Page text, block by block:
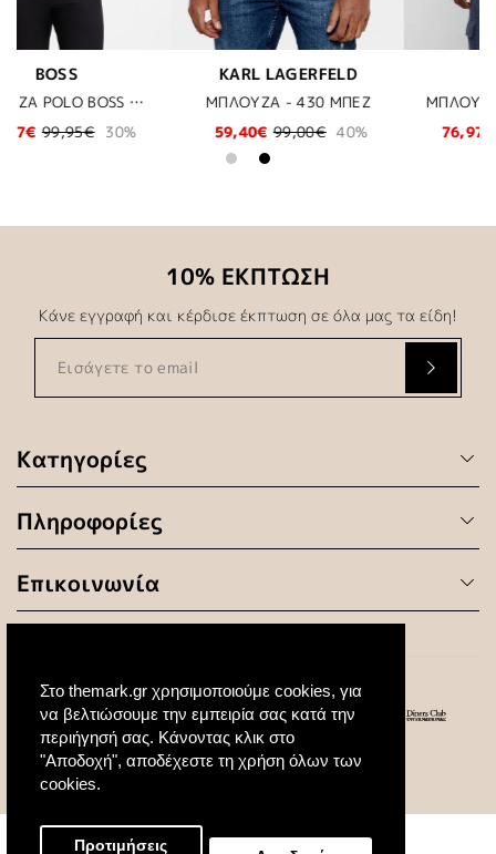
Στο themark.gr χρησιμοποιούμε cookies, για
να βελτιώσουμε την εμπειρία σας κατά την
περιήγησή σας. Κάνοντας κλικ στο
"Αποδοχή", αποδέχεστε τη χρήση όλων των
cookies.
Προτιμήσεις
ΜΠΛΟΥΖΑ POLO BOSS - 404 ΜΠΛΕ
76,97€
30%
ΜΠΛΟΥΖΑ BOSS - 403 ΜΠΛΕ
27,97€
30%
Κατηγορίες
Πληροφορίες
Επικοινωνία
10% ΕΚΠΤΩΣΗ
Κάνε εγγραφή και κέρδισε έκπτωση σε όλα μας τα είδη!
© 2020 All Rights Reserved. Created by